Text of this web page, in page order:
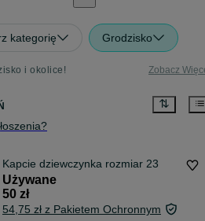
kategorię Grodzisko
i okolice! Zobacz
Kapcie dziewczynka rozmiar 23
Używane
50 zł
54,75 zł z Pakietem Ochronnym